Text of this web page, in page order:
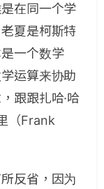
在同一个学
夏是柯斯特
一个数学
运算来协助
跟跟扎哈·哈
（Frank
反省，因为